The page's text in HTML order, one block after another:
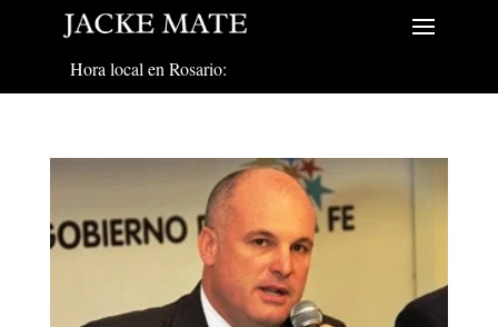
Hora local en Rosario: